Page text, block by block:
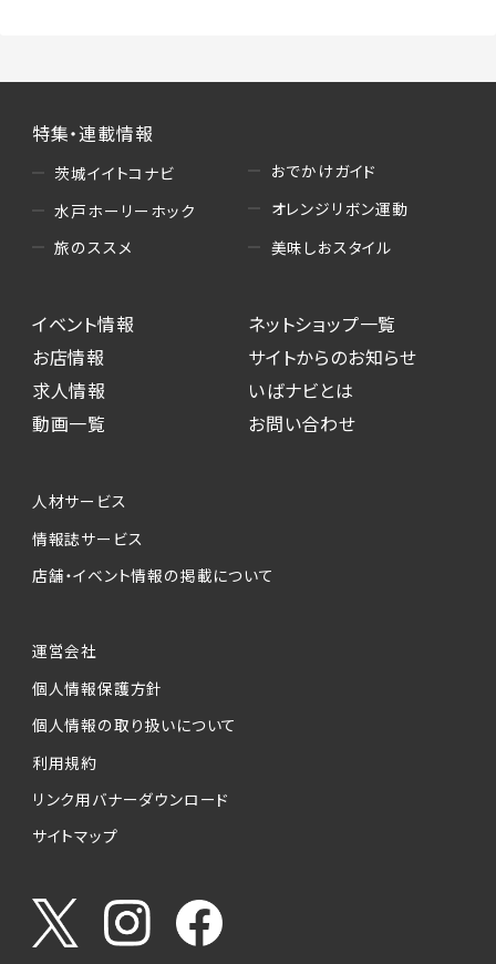
・読者プレゼント、アンケート等、当サービスが実
施するキャンペーンの抽選、当選者への連絡及
び発送 ・ユーザーの趣向や属性情報等の分析
（5）広告主への問い合わせ・応募等への対応
・本サービスを通じて求人広告に応募した際の
選考に関する連絡
・本サービスを通じて店舗への来店予約を登録
した際の内容確認、返答
本サービスが収集する個人情報は、ご本人の意
ービスの実施にあたりそれぞれ必要となる項目
を入力いただかない場合は、各々のサービスを
個人情報の第三者への提供について
当社は、以下の提供先に対して個人情報を提供
します。
(1)お客様が求人応募フォームより個人情報を
送信した事業主（広告主）への提供
お客様が求職活動・応募等を行った企業による
うやりとり・情報提供（採否・合否の検討を含み
ます）
特集・連載情報
茨城イイトコナビ
水戸ホーリーホック
旅のススメ
おでかけガイド
オレンジリボン運動
美味しおスタイル
イベント情報
お店情報
求人情報
動画一覧
ネットショップ一覧
サイトからのお知らせ
いばナビとは
お問い合わせ
人材サービス
情報誌サービス
店舗・イベント情報の掲載について
運営会社
個人情報保護方針
個人情報の取り扱いについて
利用規約
リンク用バナーダウンロード
サイトマップ